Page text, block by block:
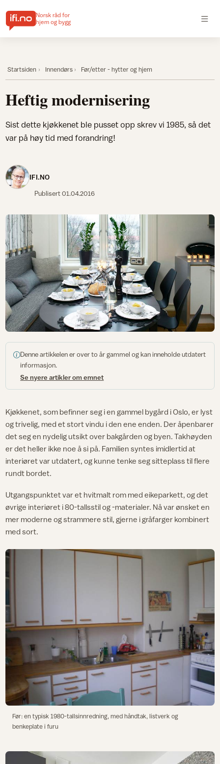
Norsk råd for
hjem og bygg
Startsiden Innendørs Før/etter - hytter og hjem
Heftig modernisering
Sist dette kjøkkenet ble pusset opp skrev vi 1985, så det
var på høy tid med forandring!
IFI.NO
Publisert01.04.2016
Denne artikkelen er over to år gammel og kan inneholde utdatert
informasjon.
Se nyere artikler om emnet
Kjøkkenet, som befinner seg i en gammel bygård i Oslo, er lyst
og trivelig, med et stort vindu i den ene enden. Der åpenbarer
det seg en nydelig utsikt over bakgården og byen. Takhøyden
er det heller ikke noe å si på. Familien syntes imidlertid at
interiøret var utdatert, og kunne tenke seg sitteplass til flere
rundt bordet.
Utgangspunktet var et hvitmalt rom med eikeparkett, og det
øvrige interiøret i 80-tallsstil og -materialer. Nå var ønsket en
mer moderne og strammere stil, gjerne i gråfarger kombinert
med sort.
Før: en typisk 1980-tallsinnredning, med håndtak, listverk og
benkeplate i furu